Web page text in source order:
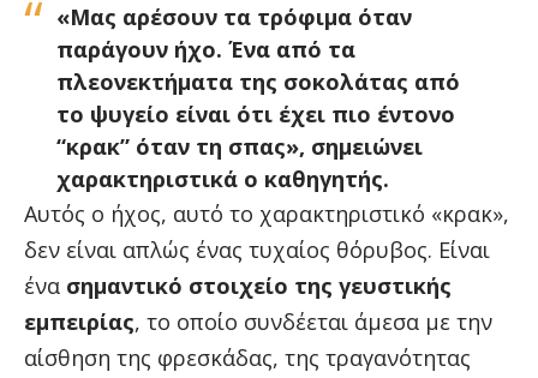
«Μας αρέσουν τα τρόφιμα όταν
παράγουν ήχο. Ένα από τα
πλεονεκτήματα της σοκολάτας από
το ψυγείο είναι ότι έχει πιο έντονο
“κρακ” όταν τη σπας», σημειώνει
χαρακτηριστικά ο καθηγητής.
Αυτός ο ήχος, αυτό το χαρακτηριστικό «κρακ»,
δεν είναι απλώς ένας τυχαίος θόρυβος. Είναι
ένα σημαντικό στοιχείο της γευστικής
εμπειρίας, το οποίο συνδέεται άμεσα με την
αίσθηση της φρεσκάδας, της τραγανότητας